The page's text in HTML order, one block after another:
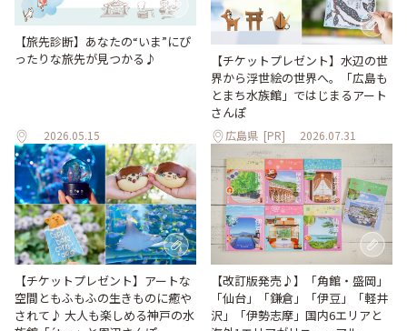
【旅先診断】あなたの“いま”にぴ
ったりな旅先が見つかる♪
2026.05.15
【チケットプレゼント】水辺の世
界から浮世絵の世界へ。「広島も
とまち水族館」ではじまるアート
さんぽ
広島県 [PR] 2026.07.31
【チケットプレゼント】アートな
空間ともふもふの生きものに癒や
されて♪ 大人も楽しめる神戸の水
【改訂版発売♪】「角館・盛岡」
「仙台」「鎌倉」「伊豆」「軽井
沢」「伊勢志摩」国内6エリアと